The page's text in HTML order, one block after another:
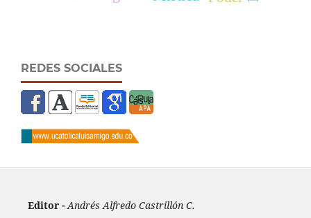
REDES SOCIALES
Editor - Andrés Alfredo Castrillón C.